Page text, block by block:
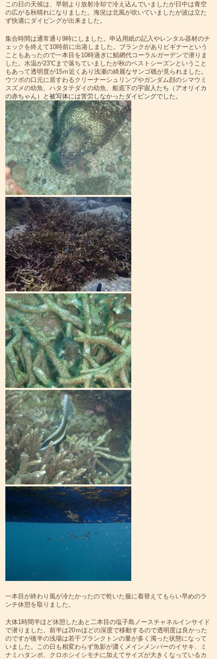
この日の天候は、早朝より放射冷却で冷え込んでいましたが日中は青空
の広がる秋晴れになりました。海況は北風が吹いていましたが波は立た
ず快適にダイビングが出来ました。
集合時間は通常通り9時にしました。申込用紙の記入やレンタル器材のチ
ェックを終えて10時前に出港しました。ブランクがありビギナーという
こともあったので一本目を10時過ぎに鯖網代コーラルガーデンで潜りま
した。水温が23℃まで落ちていましたが秋のベストシーズンということ
もあって透明度が15ｍ近くあり浅瀬の綺麗なサンゴ礁が見られました。
ウツボの口元に居すわるクリーナーシュリンプやガンダム顔のシマウミ
スズメの幼魚、ハタタテダイの幼魚、船底下の宇宙人たち（アオリイカ
の赤ちゃん）と被写体には苦労しなかったダイビングでした。
一本目が終わり風が冷たかったので乾いた服に着替えてもらい早めのラ
ンチ休憩を取りました。
大体1時間半ほど休憩したあと二本目の塩子島ノースチャネルインサイド
で潜りました。前半は20ｍほどの深度で移動するので透明度は良かった
のですが後半の浅場は若干プランクトンの量が多く濁った状態になって
いました。この日も相変わらず魚影が濃くメインメンバーのイサキ、ミ
ナミハタンポ、クロホシイシモチに加えてサイズが大きくなっているカ